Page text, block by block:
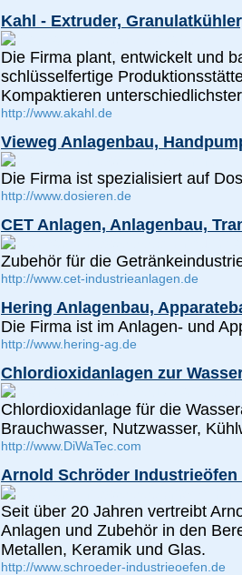
Kahl - Extruder,
Die Firma plant, entwickelt und
schlüsselfertige
Kompaktieren
http://www.akahl.de
Vieweg Anlagenbau,
Die Firma ist spezialisiert auf
http://www.dosieren.de
CET Anlagen, Anlagenbau,
Zubehör für die
http://www.cet-industrieanlagen.de
Hering Anlagenbau,
Die Firma ist im Anlagen- und
http://www.hering-ag.de
Chlordioxidanlagen zur
Chlordioxidanlage für die
Brauchwasser, Nutzwasser,
http://www.DiWaTec.com
Arnold Schröder Industrieöfen
Seit über 20 Jahren vertreibt
Anlagen und Zubehör in den
Metallen, Keramik und Glas.
http://www.schroeder-industrieoefen.de